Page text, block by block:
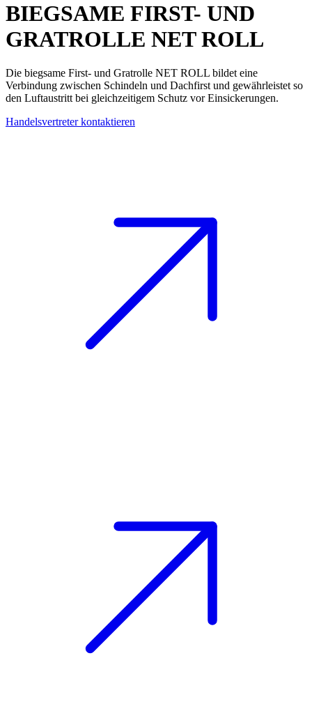
BIEGSAME FIRST- UND
GRATROLLE NET ROLL
Die biegsame First- und Gratrolle NET ROLL bildet eine
Verbindung zwischen Schindeln und Dachfirst und gewährleistet so
den Luftaustritt bei gleichzeitigem Schutz vor Einsickerungen.
Handelsvertreter kontaktieren